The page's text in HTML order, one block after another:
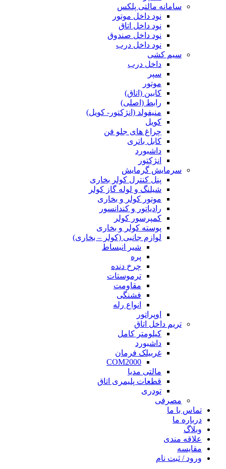
سامانه مالتی پلکس
نود داخل موتور
نود داخل اتاق
نود داخل صندوق
نود داخل درب
سیم کشی
داخل درب
سپر
موتور
کابین (اتاق)
رابط (اصلی)
منیفولد (انژکتور- کویل)
کویل
چراغ های جلو فن
کابل باتری
داشبورد
انژکتور
سرمایش گرمایش
پنل کنترل کولر بخاری
شیلنگ و لوله گاز کولر
موتور کولر و بخاری
رادیاتور و کندانسور
کمپرسور کولر
پوسته کولر و بخاری
لوازم جانبی (کولر – بخاری)
شیر انبساط
پره
چرخ دنده
ترموستات
مقاومت
فشنگی
انواع رله
اوپراتور
تریم داخل اتاق
کیلومتر کامل
داشبورد
غربیلک فرمان
COM2000
مالتی مدیا
قطعات پلیمری اتاق
تودری
مصرفی
تماس با ما
درباره ما
وبلاگ
علاقه مندی
مقايسه
ورود / ثبت نام